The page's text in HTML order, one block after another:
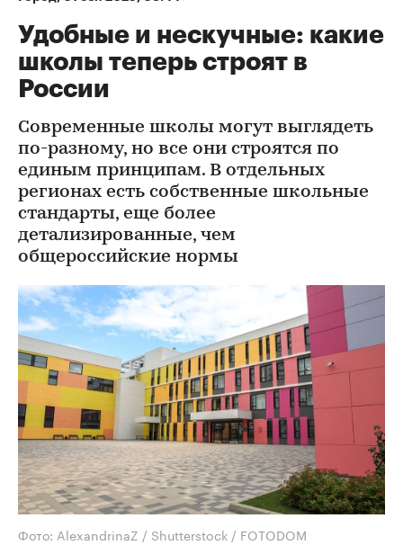
Удобные и нескучные: какие
школы теперь строят в
России
Современные школы могут выглядеть
по-разному, но все они строятся по
единым принципам. В отдельных
регионах есть собственные школьные
стандарты, еще более
детализированные, чем
общероссийские нормы
Фото: AlexandrinaZ / Shutterstock / FOTODOM